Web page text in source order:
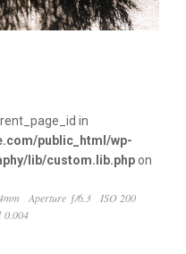
in
public_html/wp-
lib/custom.lib.phpon
Aperture ƒ/6.3
ISO 200
0.004